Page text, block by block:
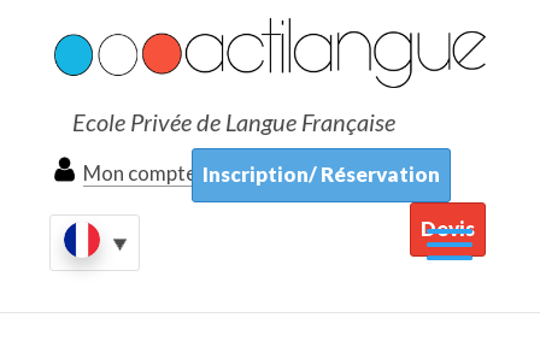
Ecole Privée de Langue Française
Mon compte Inscription/ Réservation
Devis